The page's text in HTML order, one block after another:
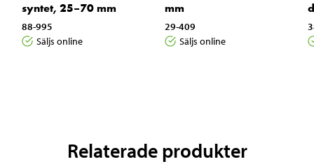
syntet, 25–70 mm
88-995
Säljs online
mm
29-409
Säljs online
Relaterade produkter